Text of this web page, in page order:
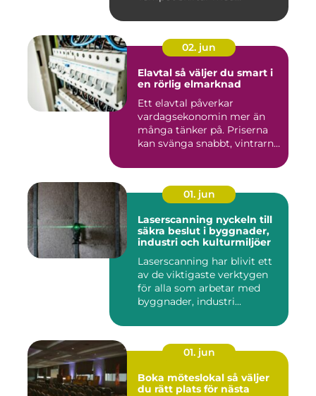
02. jun
Elavtal så väljer du smart i
en rörlig elmarknad
Ett elavtal påverkar
vardagsekonomin mer än
många tänker på. Priserna
kan svänga snabbt, vintrarna
01. jun
Laserscanning nyckeln till
säkra beslut i byggnader,
industri och kulturmiljöer
Laserscanning har blivit ett
av de viktigaste verktygen
för alla som arbetar med
byggnader, industri...
01. jun
Boka möteslokal så väljer
du rätt plats för nästa